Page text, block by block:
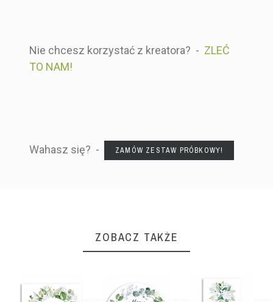
Nie chcesz korzystać z kreatora? - ZLEĆ
TO NAM!
Wahasz się? - ZAMÓW ZESTAW PRÓBKOWY!
ZOBACZ TAKŻE